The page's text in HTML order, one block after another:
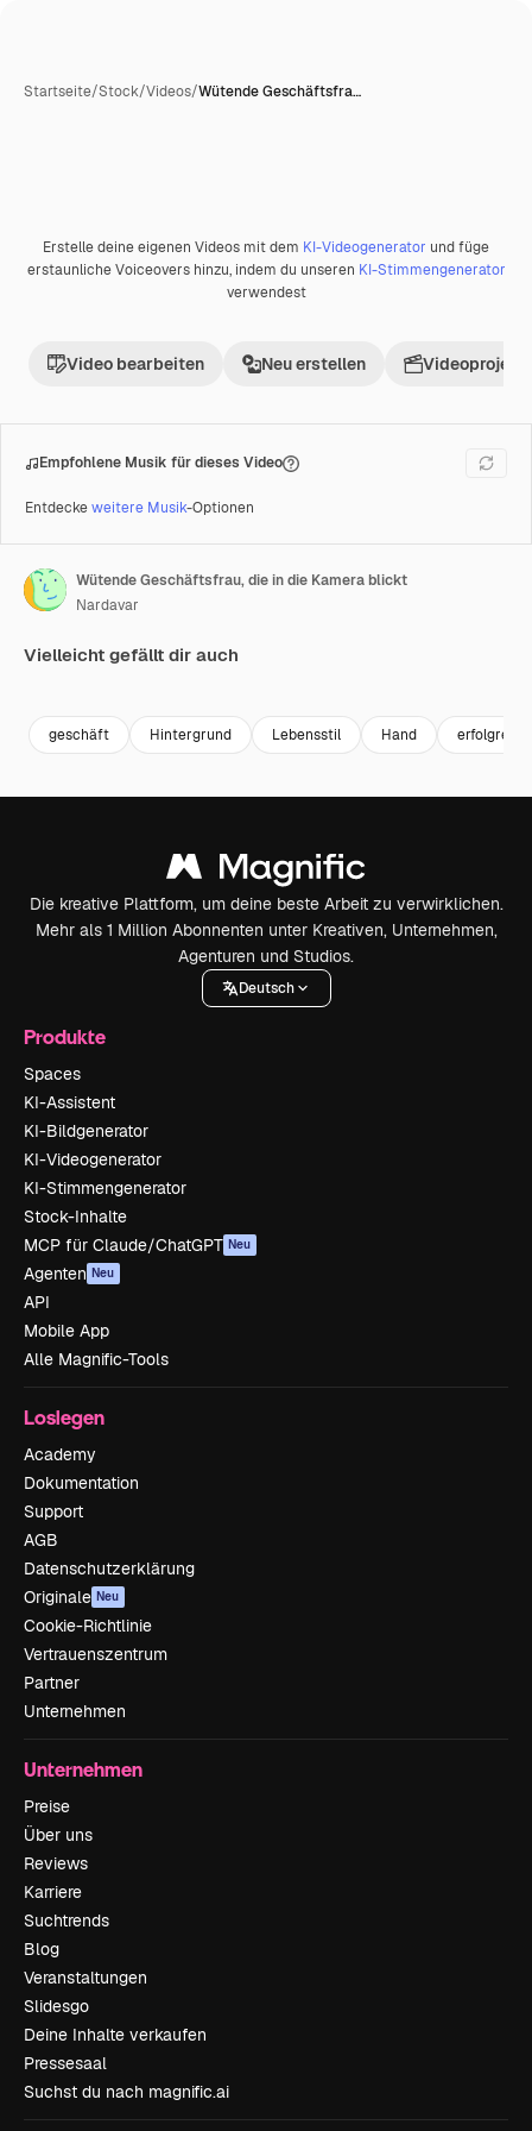
Startseite/Stock/Videos/Wütende Geschäftsfra…
Premium
Erstelle deine eigenen Videos mit dem KI-Videogenerator und füge
erstaunliche Voiceovers hinzu, indem du unseren KI-Stimmengenerator
verwendest
Video bearbeiten Neu erstellen Videoprojekt
Empfohlene Musik für dieses Video
Entdeckeweitere Musik-Optionen
Wütende Geschäftsfrau, die in die Kamera blickt
Nardavar
Vielleicht gefällt dir auch
geschäft Hintergrund Lebensstil Hand erfolgreich
Die kreative Plattform, um deine beste Arbeit zu verwirklichen.
Mehr als 1 Million Abonnenten unter Kreativen, Unternehmen,
Agenturen und Studios.
Deutsch
Produkte
Spaces
KI-Assistent
KI-Bildgenerator
KI-Videogenerator
KI-Stimmengenerator
Stock-Inhalte
MCP für Claude/ChatGPT Neu
Agenten Neu
API
Mobile App
Alle Magnific-Tools
Loslegen
Academy
Dokumentation
Support
AGB
Datenschutzerklärung
Originale Neu
Cookie-Richtlinie
Vertrauenszentrum
Partner
Unternehmen
Unternehmen
Preise
Über uns
Reviews
Karriere
Suchtrends
Blog
Veranstaltungen
Slidesgo
Deine Inhalte verkaufen
Pressesaal
Suchst du nach magnific.ai